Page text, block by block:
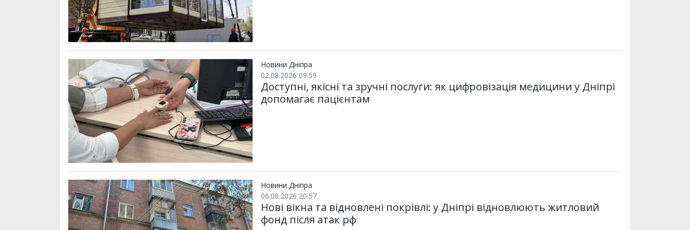
Новини Дніпра
02.08.2026 09:59
Доступні, якісні та зручні послуги: як цифровізація медицини у Дніпрі
допомагає пацієнтам
Новини Дніпра
06.08.2026 20:57
Нові вікна та відновлені покрівлі: у Дніпрі відновлюють житловий
фонд після атак рф